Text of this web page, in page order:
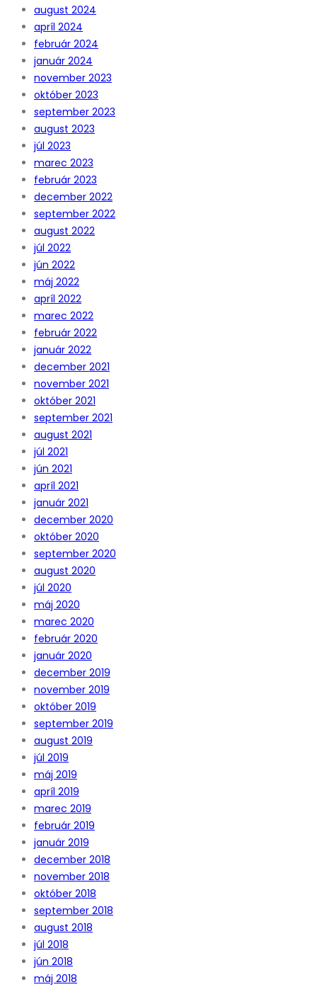
august 2024
apríl 2024
február 2024
január 2024
november 2023
október 2023
september 2023
august 2023
júl 2023
marec 2023
február 2023
december 2022
september 2022
august 2022
júl 2022
jún 2022
máj 2022
apríl 2022
marec 2022
február 2022
január 2022
december 2021
november 2021
október 2021
september 2021
august 2021
júl 2021
jún 2021
apríl 2021
január 2021
december 2020
október 2020
september 2020
august 2020
júl 2020
máj 2020
marec 2020
február 2020
január 2020
december 2019
november 2019
október 2019
september 2019
august 2019
júl 2019
máj 2019
apríl 2019
marec 2019
február 2019
január 2019
december 2018
november 2018
október 2018
september 2018
august 2018
júl 2018
jún 2018
máj 2018